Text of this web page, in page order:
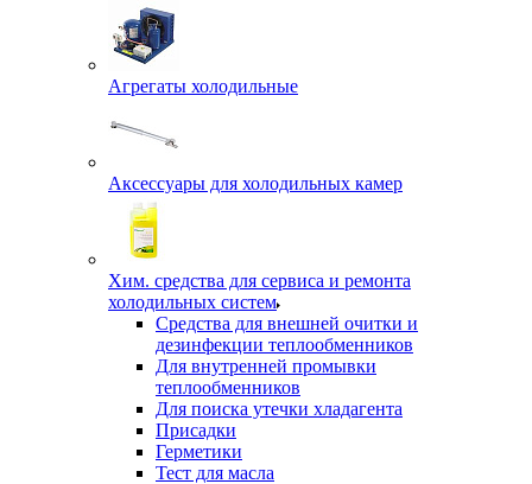
Агрегаты холодильные
Аксессуары для холодильных камер
Хим. средства для сервиса и ремонта
холодильных систем
Средства для внешней очитки и
дезинфекции теплообменников
Для внутренней промывки
теплообменников
Для поиска утечки хладагента
Присадки
Герметики
Тест для масла